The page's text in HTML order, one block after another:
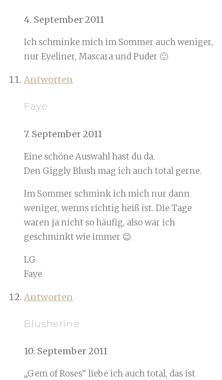
4. September 2011
Ich schminke mich im Sommer auch weniger,
nur Eyeliner, Mascara und Puder 🙂
Antworten
Faye
7. September 2011
Eine schöne Auswahl hast du da.
Den Giggly Blush mag ich auch total gerne.
Im Sommer schmink ich mich nur dann
weniger, wenns richtig heiß ist. Die Tage
waren ja nicht so häufig, also war ich
geschminkt wie immer 😉
LG
Faye
Antworten
Blusherine
10. September 2011
„Gem of Roses“ liebe ich auch total, das ist